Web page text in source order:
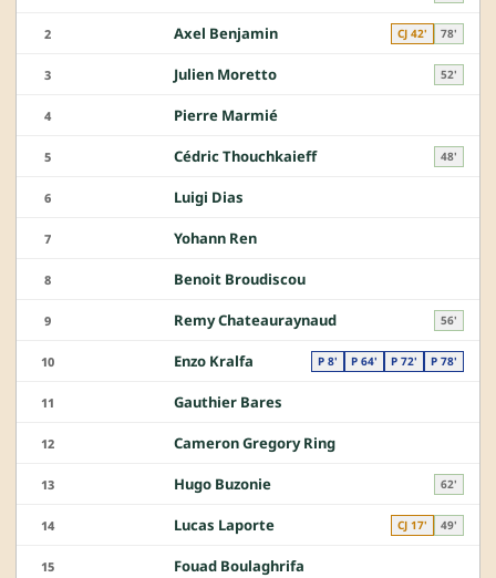
2 Axel Benjamin CJ 42' 78'
3 Julien Moretto 52'
4 Pierre Marmié
5 Cédric Thouchkaieff 48'
6 Luigi Dias
7 Yohann Ren
8 Benoit Broudiscou
9 Remy Chateauraynaud 56'
10 Enzo Kralfa P 8' P 64' P 72' P 78'
11 Gauthier Bares
12 Cameron Gregory Ring
13 Hugo Buzonie 62'
14 Lucas Laporte CJ 17' 49'
15 Fouad Boulaghrifa